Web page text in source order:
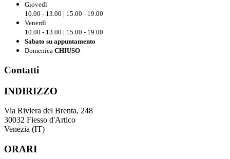
Giovedì
10.00 - 13.00 | 15.00 - 19.00
Venerdì
10.00 - 13.00 | 15.00 - 19.00
Sabato su appuntamento
Domenica CHIUSO
Contatti
INDIRIZZO
Via Riviera del Brenta, 248
30032 Fiesso d'Artico
Venezia (IT)
ORARI